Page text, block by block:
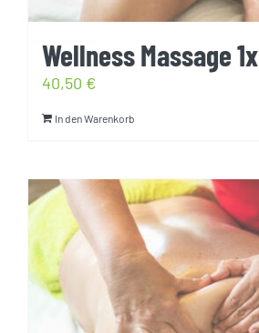
Wellness Massage 1x
40,50 €
In den Warenkorb